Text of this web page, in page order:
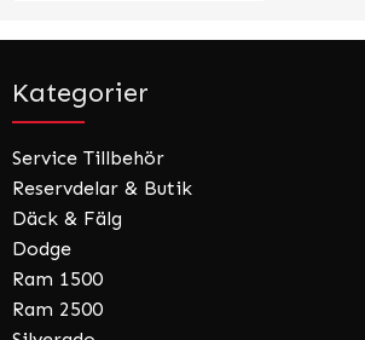
Kategorier
Service Tillbehör
Reservdelar & Butik
Däck & Fälg
Dodge
Ram 1500
Ram 2500